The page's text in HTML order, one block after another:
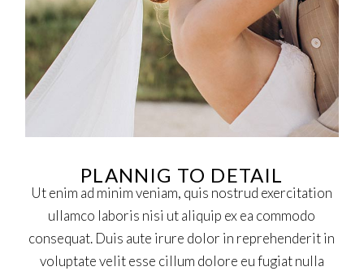
PLANNIG TO DETAIL
Ut enim ad minim veniam, quis nostrud exercitation
ullamco laboris nisi ut aliquip ex ea commodo
consequat. Duis aute irure dolor in reprehenderit in
voluptate velit esse cillum dolore eu fugiat nulla